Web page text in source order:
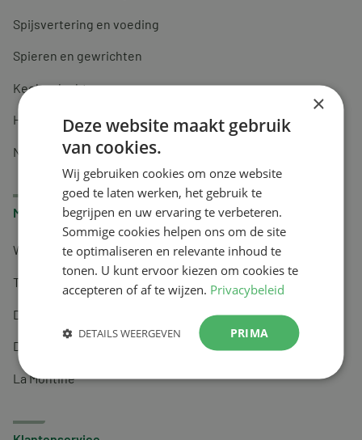
Spijsvertering en voeding
Spieren en gewrichten
Keel en luchtwegen
Huidverzorging
Nachtrust
Merken
Wapiti
Tai-Ginseng
Dermagíq
Draisma
La Montine
×
Deze website maakt gebruik
van cookies.
Wij gebruiken cookies om onze website
goed te laten werken, het gebruik te
begrijpen en uw ervaring te verbeteren.
Sommige cookies helpen ons om de site
te optimaliseren en relevante inhoud te
tonen. U kunt ervoor kiezen om cookies te
accepteren of af te wijzen. Privacybeleid
PRIMA
DETAILS WEERGEVEN